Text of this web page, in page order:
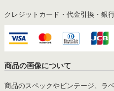
クレジットカード・代金引換・銀
商品の画像について
商品のスペックやビンテージ、ラ